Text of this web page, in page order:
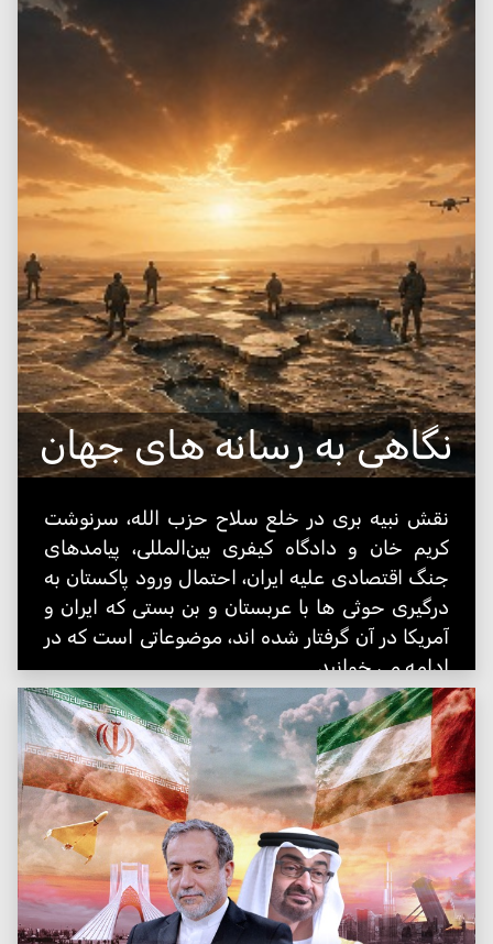
نگاهی به رسانه های جهان
نقش نبیه بری در خلع سلاح حزب الله، سرنوشت
کریم خان و دادگاه کیفری بین‌المللی، پیامدهای
جنگ اقتصادی علیه ایران، احتمال ورود پاکستان به
درگیری حوثی ها با عربستان و بن بستی که ایران و
آمریکا در آن گرفتار شده اند، موضوعاتی است که در
ادامه می خوانید